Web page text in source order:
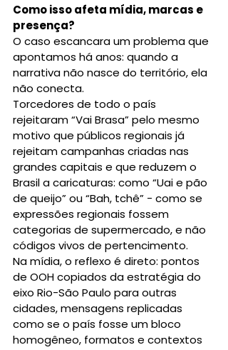
Como isso afeta mídia, marcas e
presença?
O caso escancara um problema que
apontamos há anos: quando a
narrativa não nasce do território, ela
não conecta.
Torcedores de todo o país
rejeitaram “Vai Brasa” pelo mesmo
motivo que públicos regionais já
rejeitam campanhas criadas nas
grandes capitais e que reduzem o
Brasil a caricaturas: como “Uai e pão
de queijo” ou “Bah, tchê” - como se
expressões regionais fossem
categorias de supermercado, e não
códigos vivos de pertencimento.
Na mídia, o reflexo é direto: pontos
de OOH copiados da estratégia do
eixo Rio-São Paulo para outras
cidades, mensagens replicadas
como se o país fosse um bloco
homogêneo, formatos e contextos